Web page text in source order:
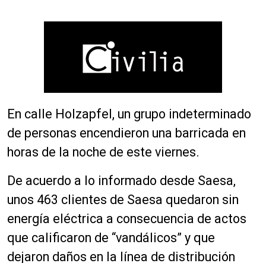
En calle Holzapfel, un grupo indeterminado
de personas encendieron una barricada en
horas de la noche de este viernes.
De acuerdo a lo informado desde Saesa,
unos 463 clientes de Saesa quedaron sin
energía eléctrica a consecuencia de actos
que calificaron de “vandálicos” y que
dejaron daños en la línea de distribución